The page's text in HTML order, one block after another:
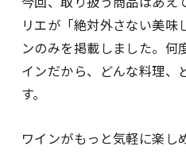
リエが「絶対外さない美味
ンのみを掲載しました。何
インだから、どんな料理、
す。
ワインがもっと気軽に楽し